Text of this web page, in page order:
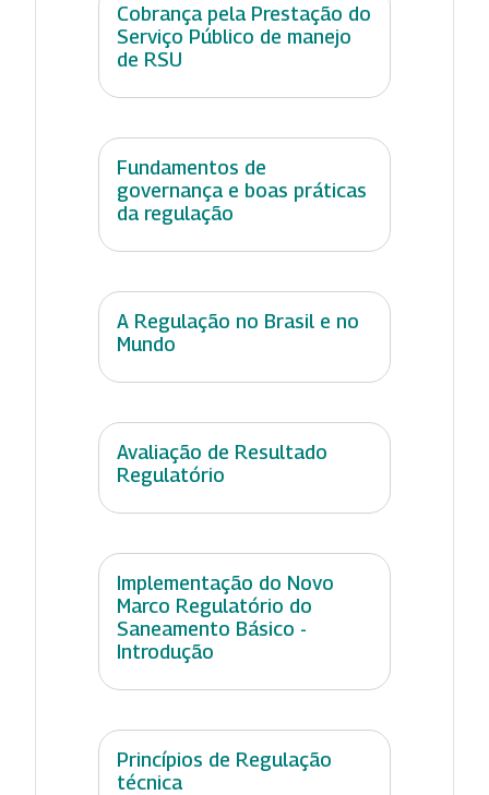
Cobrança pela Prestação do
Serviço Público de manejo
de RSU
Fundamentos de
governança e boas práticas
da regulação
A Regulação no Brasil e no
Mundo
Avaliação de Resultado
Regulatório
Implementação do Novo
Marco Regulatório do
Saneamento Básico -
Introdução
Princípios de Regulação
técnica